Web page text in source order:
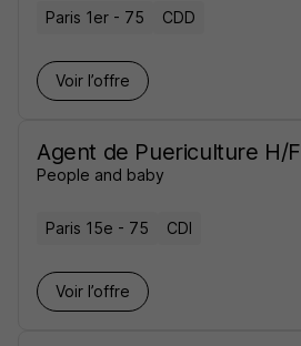
Paris 1er - 75 CDD
Voir l’offre
Agent de Puericulture H/F
People and baby
Paris 15e - 75 CDI
Voir l’offre